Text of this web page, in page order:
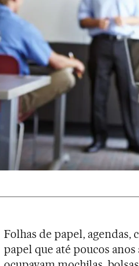
Folhas de papel, agendas,
papel que até poucos anos